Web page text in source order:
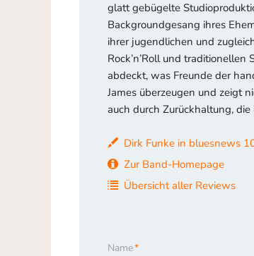
glatt gebügelte
Backgroundgesang ihres
ihrer jugendlichen und
Rock’n’Roll und
abdeckt, was Freunde der
James überzeugen und zeigt
auch durch Zurückhaltung,
Dirk Funke in bluesnews
Zur Band-Homepage
Übersicht aller Reviews
Pflichtfeld
Name*